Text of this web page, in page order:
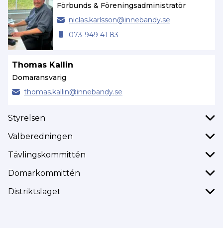
Förbunds & Föreningsadministratör
niclas.karlsson@innebandy.se
073-949 41 83
Thomas Kallin
Domaransvarig
thomas.kallin@innebandy.se
Styrelsen
Valberedningen
Tävlingskommittén
Domarkommittén
Distriktslaget